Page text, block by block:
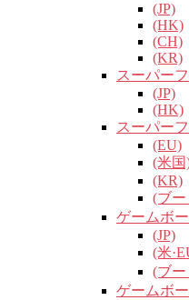
(JP)
(HK)
(CH)
(KR)
スーパー
(JP)
(HK)
スーパー
(EU)
(米国
(KR)
(ブー
ゲームボ
(JP)
(米
(ブー
ゲームボ